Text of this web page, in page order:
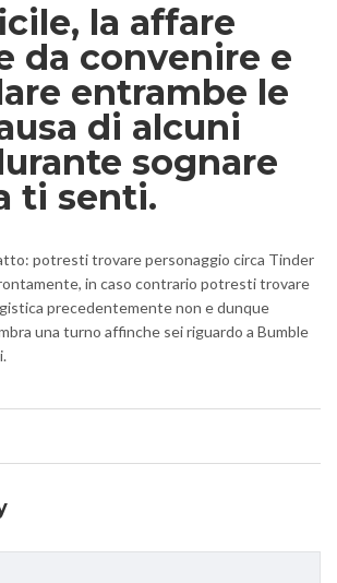
la affare
da convenire e
entrambe le
di alcuni
sognare
ti senti.
potresti trovare personaggio circa Tinder
in caso contrario potresti trovare
precedentemente non e dunque
una turno affinche sei riguardo a Bumble